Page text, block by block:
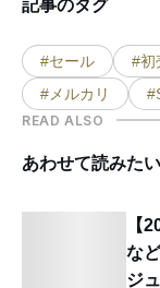
記事のタグ
#セール #初
#メルカリ
READ ALSO
あわせて読みたい
【
な
ジ